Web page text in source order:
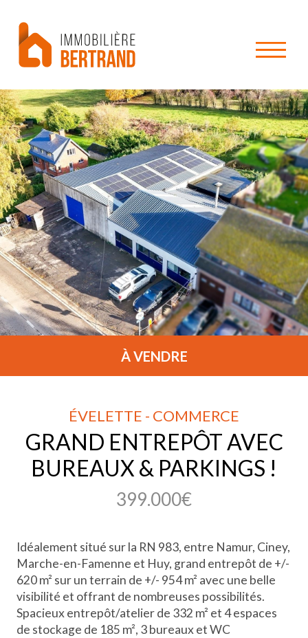
À VENDRE
ÉVELETTE - COMMERCE
GRAND ENTREPÔT AVEC
BUREAUX & PARKINGS !
399.000€
Idéalement situé sur la RN 983, entre Namur, Ciney,
Marche-en-Famenne et Huy, grand entrepôt de +/-
620 m² sur un terrain de +/- 954 m² avec une belle
visibilité et offrant de nombreuses possibilités.
Spacieux entrepôt/atelier de 332 m² et 4 espaces
de stockage de 185 m², 3 bureaux et WC